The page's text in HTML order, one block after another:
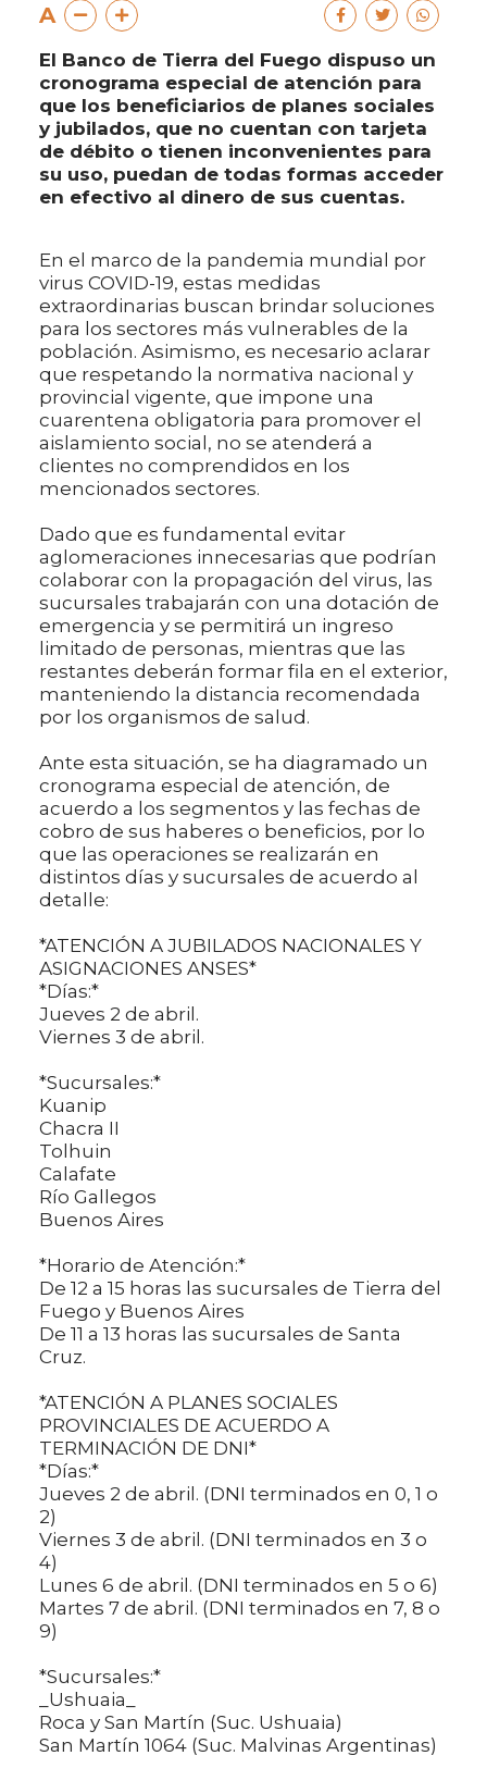
A
El Banco de Tierra del Fuego dispuso un
cronograma especial de atención para
que los beneficiarios de planes sociales
y jubilados, que no cuentan con tarjeta
de débito o tienen inconvenientes para
su uso, puedan de todas formas acceder
en efectivo al dinero de sus cuentas.
En el marco de la pandemia mundial por
virus COVID-19, estas medidas
extraordinarias buscan brindar soluciones
para los sectores más vulnerables de la
población. Asimismo, es necesario aclarar
que respetando la normativa nacional y
provincial vigente, que impone una
cuarentena obligatoria para promover el
aislamiento social, no se atenderá a
clientes no comprendidos en los
mencionados sectores.
Dado que es fundamental evitar
aglomeraciones innecesarias que podrían
colaborar con la propagación del virus, las
sucursales trabajarán con una dotación de
emergencia y se permitirá un ingreso
limitado de personas, mientras que las
restantes deberán formar fila en el exterior,
manteniendo la distancia recomendada
por los organismos de salud.
Ante esta situación, se ha diagramado un
cronograma especial de atención, de
acuerdo a los segmentos y las fechas de
cobro de sus haberes o beneficios, por lo
que las operaciones se realizarán en
distintos días y sucursales de acuerdo al
detalle:
*ATENCIÓN A JUBILADOS NACIONALES Y
ASIGNACIONES ANSES*
*Días:*
Jueves 2 de abril.
Viernes 3 de abril.
*Sucursales:*
Kuanip
Chacra II
Tolhuin
Calafate
Río Gallegos
Buenos Aires
*Horario de Atención:*
De 12 a 15 horas las sucursales de Tierra del
Fuego y Buenos Aires
De 11 a 13 horas las sucursales de Santa
Cruz.
*ATENCIÓN A PLANES SOCIALES
PROVINCIALES DE ACUERDO A
TERMINACIÓN DE DNI*
*Días:*
Jueves 2 de abril. (DNI terminados en 0, 1 o
2)
Viernes 3 de abril. (DNI terminados en 3 o
4)
Lunes 6 de abril. (DNI terminados en 5 o 6)
Martes 7 de abril. (DNI terminados en 7, 8 o
9)
*Sucursales:*
_Ushuaia_
Roca y San Martín (Suc. Ushuaia)
San Martín 1064 (Suc. Malvinas Argentinas)